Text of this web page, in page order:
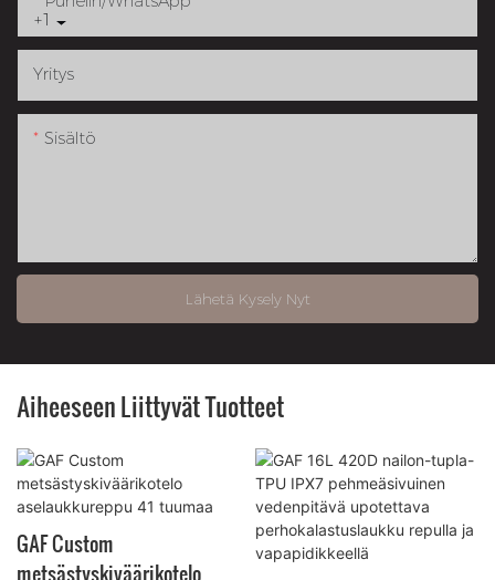
+1
Yritys
Sisältö
Lähetä Kysely Nyt
Aiheeseen Liittyvät Tuotteet
GAF Custom
metsästyskiväärikotelo